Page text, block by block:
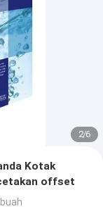
2/6
Kotak
offset